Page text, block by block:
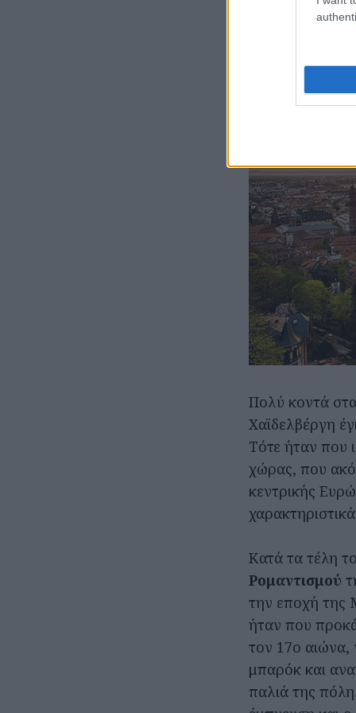
καρδιά της
Πολύ κοντά
Χαϊδελβέργη
Τότε ήταν που
χώρας, που
κεντρικής
Κατά τα τέλη
Ρομαντισμού
την εποχή της
ήταν που
τον 17ο αιώνα,
μπαρόκ και
παλιά της